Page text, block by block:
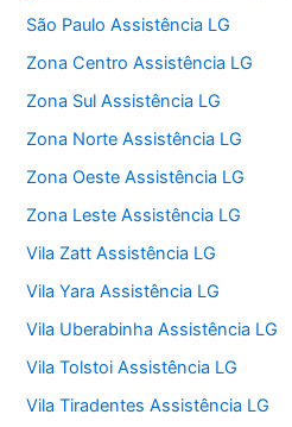
São Paulo Assistência LG
Zona Centro Assistência LG
Zona Sul Assistência LG
Zona Norte Assistência LG
Zona Oeste Assistência LG
Zona Leste Assistência LG
Vila Zatt Assistência LG
Vila Yara Assistência LG
Vila Uberabinha Assistência LG
Vila Tolstoi Assistência LG
Vila Tiradentes Assistência LG